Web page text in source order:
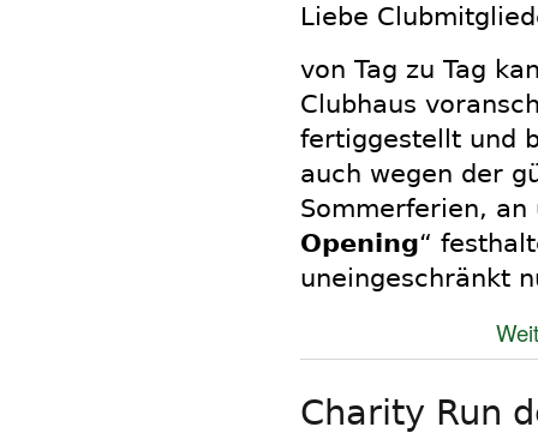
Liebe
von Tag zu Tag
Clubhaus
fertiggestellt und
auch wegen der
Sommerferien,
Opening“
uneingeschränkt
Charity Run